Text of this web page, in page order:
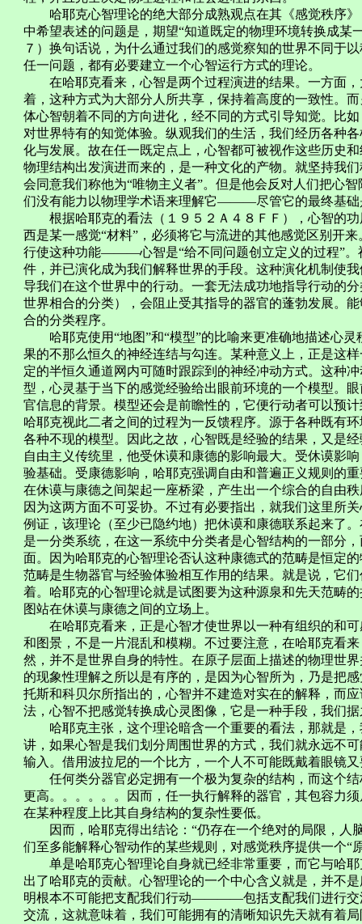
哈耶克心智理论的绝大部分成熟观点在其《感觉秩序》
中希望表述的问题是，期望“知道既定的物理环境转换成某
７）换句话说，为什么通过我们的感觉察知的世界不同于
任一问题，都有必要建立一个心智运行方式的理论。
在哈耶克看来，心智是两个过程演进的结果。一方面，
着，这种方式为大部分人所共享，保持着高度的一致性。
体心智朝着不同的方向进化，经不同的方式引导知觉。比
对世界特有的知觉体验。纵观我们的生活，我们经历各种
化与发展。故在任一既定点上，心智都可被视作这些历史
物理结构出发演进而来的，是一种文化的产物。就坚持我
会同意我们称他为“唯物主义者”。但是他会反对人们把心
们没有能力以物理学术语来理解它―――尽管它的最终基础
根据哈耶克的看法（１９５２Ａ４８ＦＦ），心智的功
西是某一感觉“材料”，必须将它与流进的其他感觉区别开
行使这种功能―――心智是“给不同问题创立定义的过程”。
件，并已演化成为我们解释世界的手段。这种演化机制使
导我们在这个世界中的行动。一套无法成功地指导行动的
世界相合的分类），会阻止受其指导的器官的蓬勃发展。
合的分类程序。
哈耶克使用“地图”和“模型”的比喻来更准确地描述心灵
果的不那么恒久的神经连结与勾连。某种意义上，正是这
定的半恒久通道网内可随时跟踪到的神经冲动方式。这种
型，心灵基于当下的感觉经验给出眼前环境的一个模型。
官信息的背景。模型还会是前瞻性的，它便行动者可以预
哈耶克视此二者之间的过程为一反馈程序。源于各种既有
各种不现的模型。因此之故，心智既是经验的结果，又是
自由主义传统里，他受休谟和康德的影响最大。受休谟影
验基础。受康德影响，哈耶克强调自由和普遍正义规则的
在休谟与康德之间架起一座桥梁，产生出一个综合的自由
因为这两方面不可妥协。不过有必要指出，就我们这里所
例证，该理论（至少已隐约地）把休谟和康德联系起来了
是一分类系统，在这一系统中分类者是心智结构的一部分
面。因为哈耶克的心智理论否认这种康德式的范畴是恒定
范畴是生物器官与经验体验相互作用的结果。就是说，它
着。哈耶克的心智理论就是试图要为这种源泉和先天范畴
图站在休谟与康德之间的立场上。
在哈耶克看来，正是心智才使世界以一种有组织的和可
和图景，不是一片混乱和模糊。不过要注意，在哈耶克看
然，并不是世界自身的特性。在原子层面上描述的物理世
的现象性理解之所以是有序的，是因为心智所为，乃是
托斯和科贝尔所指出的，心智并不建造对实在的解释，而
法，心智不把感觉转换成心灵图像，它是一种手段，我们
哈耶克主张，这个理论暗含一个重要的看法，那就是，
讲，如果心智是我们划分周围世界的方式，我们就永远不
输入。借用波拉尼的一个比方，一个人不可能既戴着眼镜
任何类分器官必定拥有一个极为复杂的结构，而这个结
更高。。。。。。因而，任一执行解释的器官，其包容力
在某种程度上比其自身结构的复杂性要低。
因而，哈耶克得出结论：“仍存在一个绝对的局限，人
们至多能解释心智动作的某些规则，对感觉秩序提供一个“
单是哈耶克心智理论自身就已经非常重要，而它与哈耶
出了哈耶克的贡献。心智理论的一个中心含义就是，并不
明根本不可能把支配我们行动――――包括支配我们进行
交流，这就意味着，我们可能拥有的清晰知识先天就有着